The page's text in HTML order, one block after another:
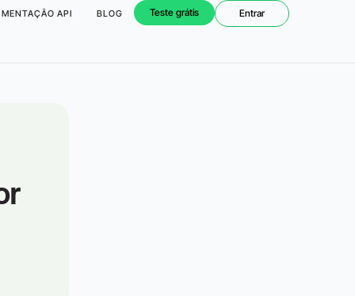
API BLOG Teste grátis Entrar